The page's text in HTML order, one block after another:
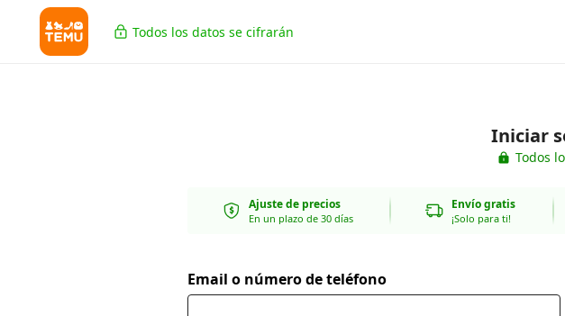
Todos los datos se cifrarán
Iniciar
Todos
Ajuste de precios
En un plazo de 30 días
Envío gratis
¡Solo para ti!
Email o número de teléfono